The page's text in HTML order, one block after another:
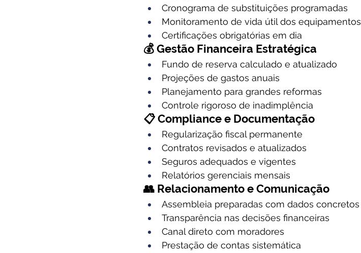
Cronograma de substituições programadas
Monitoramento de vida útil dos equipamentos
Certificações obrigatórias em dia
💰 Gestão Financeira Estratégica
Fundo de reserva calculado e atualizado
Projeções de gastos anuais
Planejamento para grandes reformas
Controle rigoroso de inadimplência
📋 Compliance e Documentação
Regularização fiscal permanente
Contratos revisados e atualizados
Seguros adequados e vigentes
Relatórios gerenciais mensais
👥 Relacionamento e Comunicação
Assembleia preparadas com dados concretos
Transparência nas decisões financeiras
Canal direto com moradores
Prestação de contas sistemática